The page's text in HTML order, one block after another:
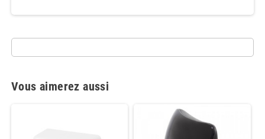
Vous aimerez aussi